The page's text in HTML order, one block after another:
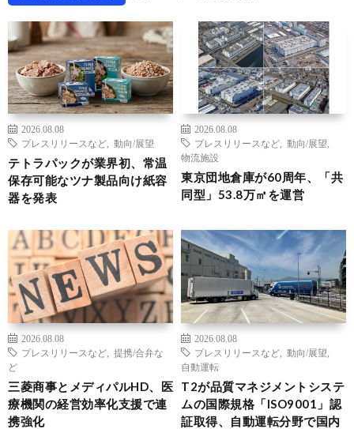
2026.08.08
プレスリリースなど
動向/展望
テトラパックが業界初、常温
保存可能なツナ製品向け紙容
器を発表
2026.08.08
プレスリリースなど
動向/展望
物流施設
東京団地倉庫が60周年、「共
同型」53.8万㎡を運営
2026.08.08
プレスリリースなど
提携/合弁な
ど
三菱商事とメディパルHD、医
療機関の経営効率化支援で連
携強化
2026.08.08
プレスリリースなど
動向/展望
自動運転
T2が品質マネジメントシステ
ムの国際規格「ISO9001」認
証取得、自動運転分野で国内